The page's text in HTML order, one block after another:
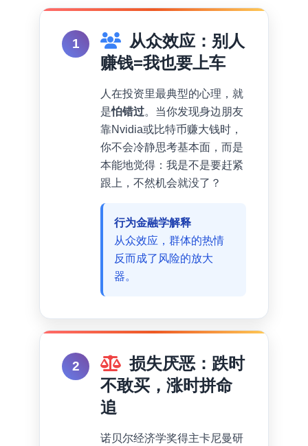
1
从众效应：别人
赚钱=我也要上车
人在投资里最典型的心理，就
是怕错过。当你发现身边朋友
靠Nvidia或比特币赚大钱时，
你不会冷静思考基本面，而是
本能地觉得：我是不是要赶紧
跟上，不然机会就没了？
行为金融学解释
从众效应，群体的热情
反而成了风险的放大
器。
2
损失厌恶：跌时
不敢买，涨时拼命
追
诺贝尔经济学奖得主卡尼曼研